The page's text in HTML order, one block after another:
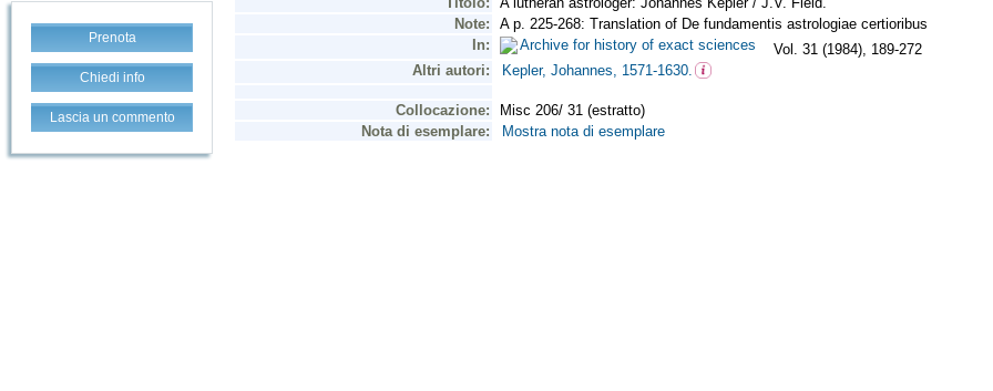
Prenota
Chiedi info
Lascia un commento